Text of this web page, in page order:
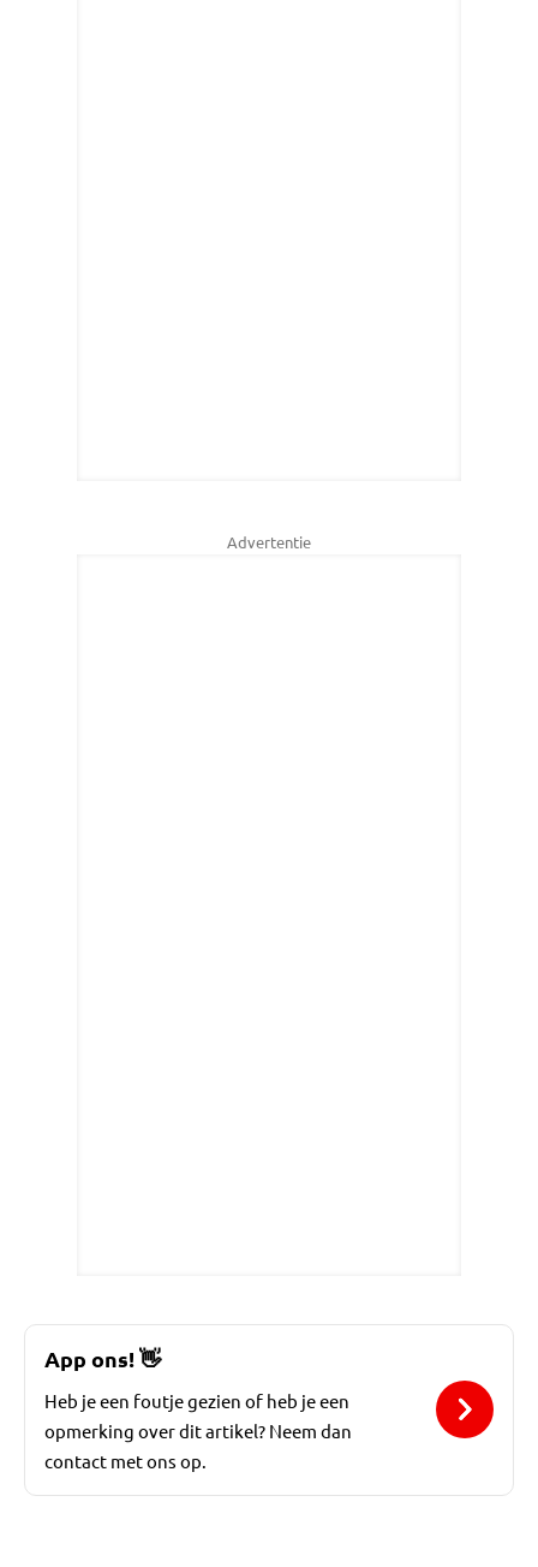
Advertentie
App ons! 👋
Heb je een foutje gezien of heb je een
opmerking over dit artikel? Neem dan
contact met ons op.